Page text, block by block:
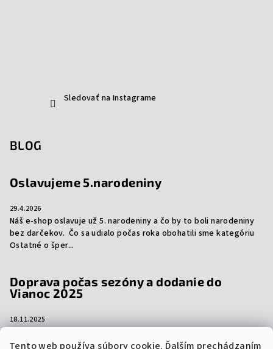
Tento web používa súbory cookie. Ďalším prechádzaním
Sledovať na Instagrame
BLOG
Oslavujeme 5.narodeniny
29.4.2026
Náš e-shop oslavuje už 5. narodeniny a čo by to boli narodeniny
bez darčekov. Čo sa udialo počas roka obohatili sme kategóriu
Ostatné o šper...
Doprava počas sezóny a dodanie do
Vianoc 2025
18.11.2025
dopravy počas sezóny a dodanie vašich objednávok do Vianoc.